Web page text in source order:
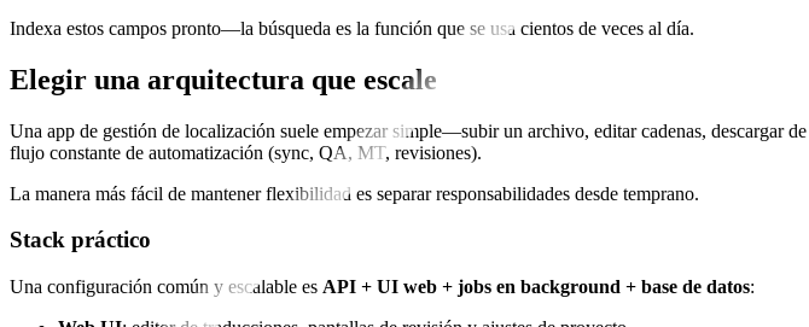
Indexa estos campos pronto—la búsqueda es la función que se usa cientos de veces al día.
Elegir una arquitectura que escale
Una app de gestión de localización suele empezar simple—subir un archivo, editar cadenas, descargar
flujo constante de automatización (sync, QA, MT, revisiones).
La manera más fácil de mantener flexibilidad es separar responsabilidades desde temprano.
Stack práctico
Una configuración común y escalable es API + UI web + jobs en background + base de datos: